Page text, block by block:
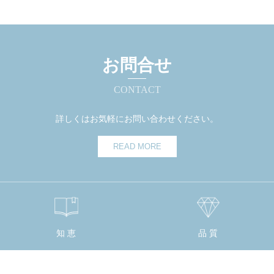
お問合せ
CONTACT
詳しくはお気軽にお問い合わせください。
READ MORE
知 恵 品 質